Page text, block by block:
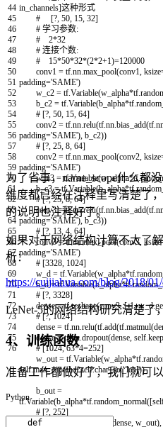
44
45
46
47
48
49
50
51
52
53
54
55
56
57
58
59
60
61
62
63
64
65
66
67
68
69
70
71
72
73
74
75
76
in_channels]这种形式
# [?, 50, 15, 32]
# 学习参数:
# 2*32
# 连接个数:
# 15*50*32*(2*2+1)=120000
conv1 = tf nn max_pool(conv1 ksize
padding='SAME')
w_c2 = tf Variable(w_alpha*tf
b_c2 = tf Variable(b_alpha*tf
# [?, 50, 15, 64]
conv2 = tf nn relu(tf nn bias_add(tf
padding='SAME') b_c2))
# [?, 25, 8, 64]
conv2 = tf nn max_pool(conv2 ksize
padding='SAME')
w_c3 = tf.Variable(w_alpha*tf.
b_c3 = tf.Variable(b_alpha*tf.
# [?, 25, 8, 64]
conv3 = tf.nn.relu(tf nn bias_add(tf
padding='SAME'), b_c3))
# [?, 13, 4, 64]
conv3 = tf.nn.max_pool(conv3, ksize
padding='SAME')
# [3328, 1024]
w_d = tf Variable(w_alpha*tf
b_d = tf.Variable(b_alpha*tf.
# [?, 3328]
dense = tf.reshape(conv3, [-1, w_d.
# [?, 1024]
dense = tf nn relu(tf add(tf matmul(
dense = tf.nn dropout(dense self
# [1024, 63*4=252]
w_out = tf Variable(w_alpha*tf
self.max_captcha*self.char_set_len]))
b_out =
tf.Variable(b_alpha*tf random_normal([
# [?, 252]
out
dense w_out)
为了省事，name_scope什么都
维度都已经在注释里写清楚了
的说明也注释好了。
如果对于网络结构计算不太了
析：
https://cuijiahua.com/blog/2018/
LeNet-5的网络结构研究清楚了
4、训练函数
准备工作都做好了，我们就可
Python